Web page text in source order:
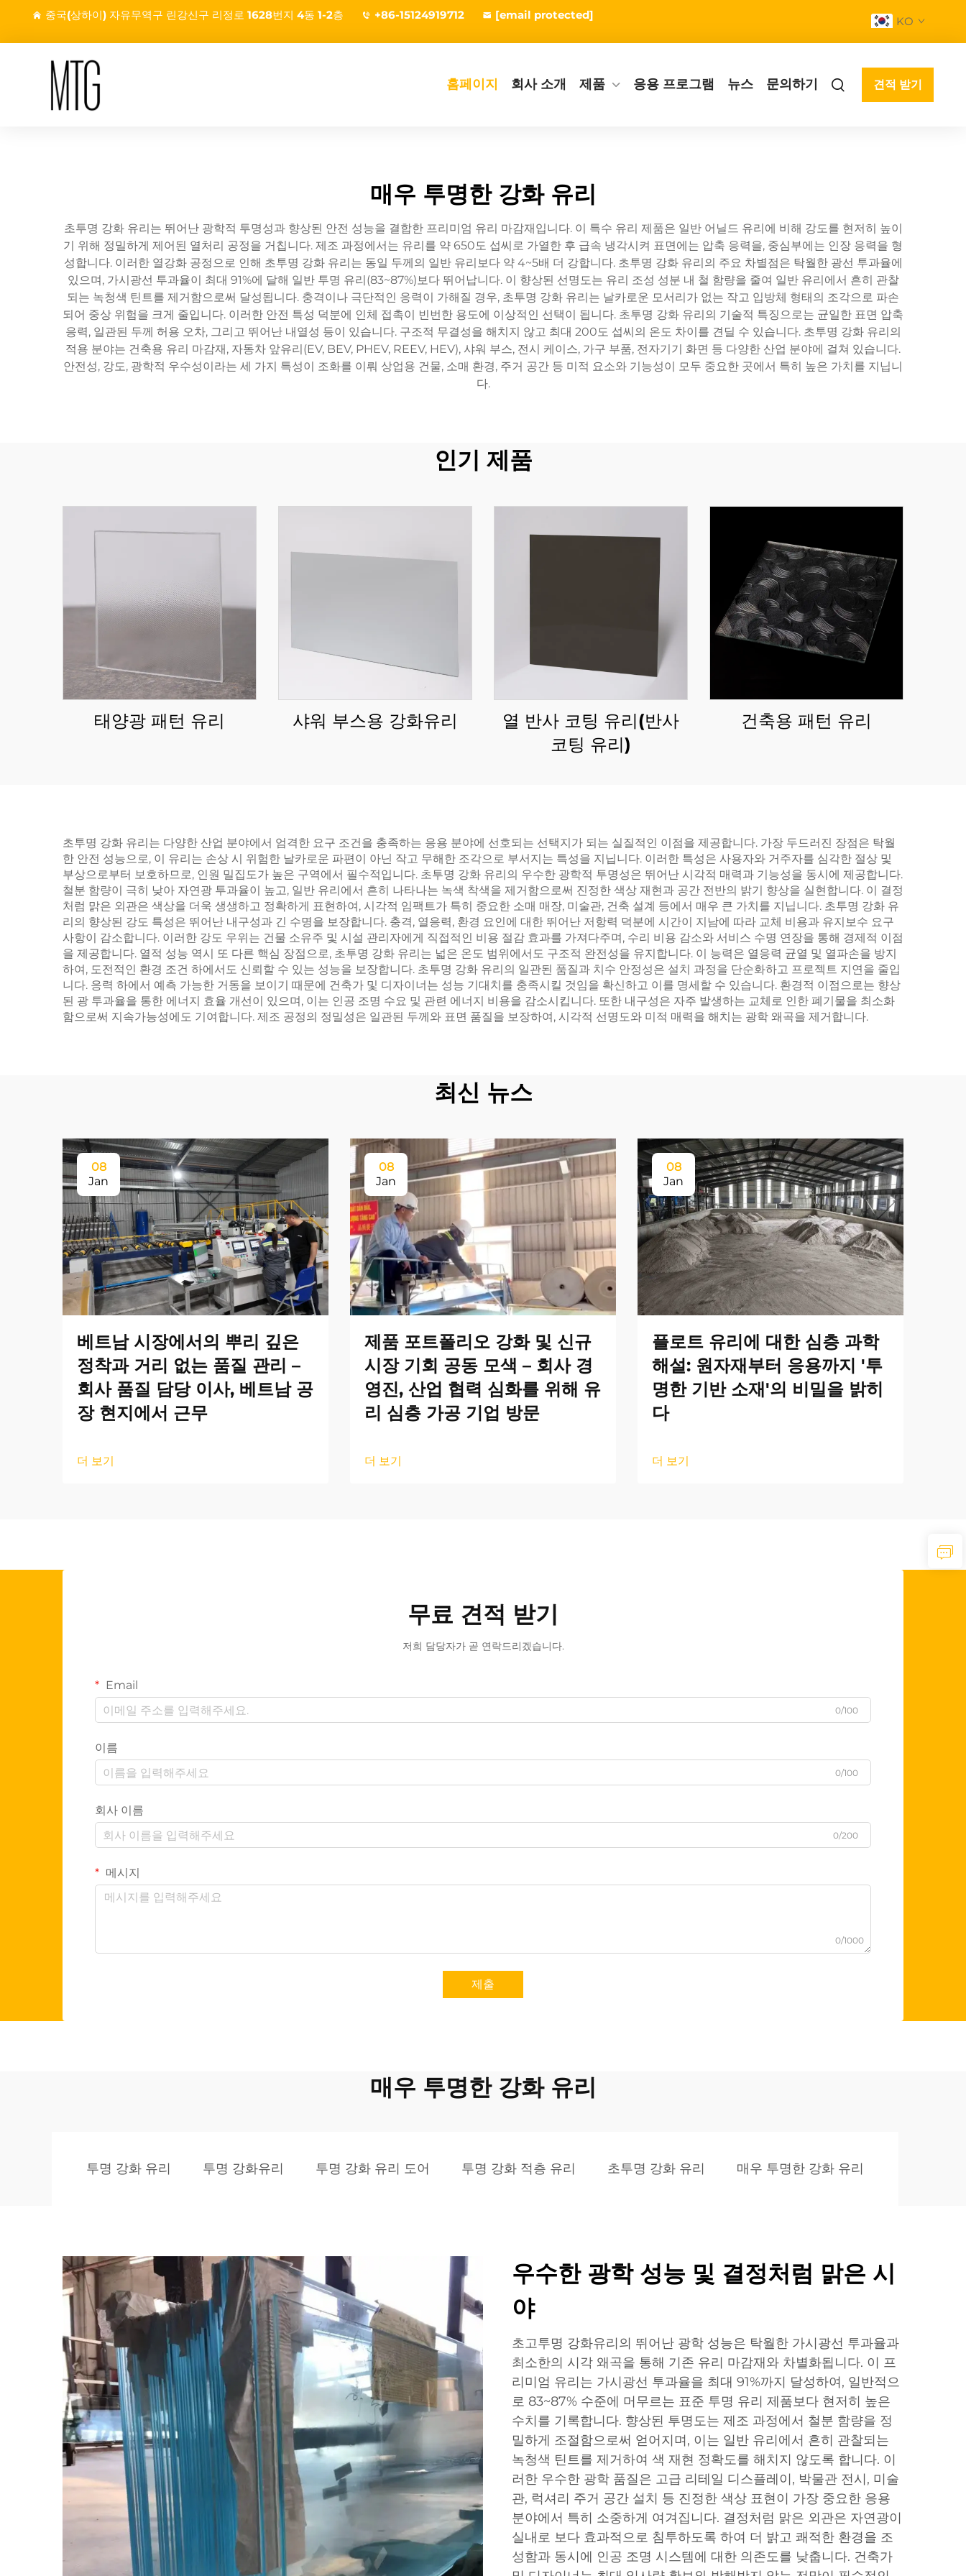
중국(상하이) 자유무역구 린강신구 리정로 1628번지 4동 1-2층 +86-15124919712 [email protected] KO
홈페이지 회사 소개 제품 응용 프로그램 뉴스 문의하기 견적 받기
매우 투명한 강화 유리
초투명 강화 유리는 뛰어난 광학적 투명성과 향상된 안전 성능을 결합한 프리미엄 유리 마감재입니다. 이 특수 유리 제품은 일반 어닐드 유리에 비해 강도를 현저히 높이
기 위해 정밀하게 제어된 열처리 공정을 거칩니다. 제조 과정에서는 유리를 약 650도 섭씨로 가열한 후 급속 냉각시켜 표면에는 압축 응력을, 중심부에는 인장 응력을 형
성합니다. 이러한 열강화 공정으로 인해 초투명 강화 유리는 동일 두께의 일반 유리보다 약 4~5배 더 강합니다. 초투명 강화 유리의 주요 차별점은 탁월한 광선 투과율에
있으며, 가시광선 투과율이 최대 91%에 달해 일반 투명 유리(83~87%)보다 뛰어납니다. 이 향상된 선명도는 유리 조성 성분 내 철 함량을 줄여 일반 유리에서 흔히 관찰
되는 녹청색 틴트를 제거함으로써 달성됩니다. 충격이나 극단적인 응력이 가해질 경우, 초투명 강화 유리는 날카로운 모서리가 없는 작고 입방체 형태의 조각으로 파손
되어 중상 위험을 크게 줄입니다. 이러한 안전 특성 덕분에 인체 접촉이 빈번한 용도에 이상적인 선택이 됩니다. 초투명 강화 유리의 기술적 특징으로는 균일한 표면 압축
응력, 일관된 두께 허용 오차, 그리고 뛰어난 내열성 등이 있습니다. 구조적 무결성을 해치지 않고 최대 200도 섭씨의 온도 차이를 견딜 수 있습니다. 초투명 강화 유리의
적용 분야는 건축용 유리 마감재, 자동차 앞유리(EV, BEV, PHEV, REEV, HEV), 샤워 부스, 전시 케이스, 가구 부품, 전자기기 화면 등 다양한 산업 분야에 걸쳐 있습니다.
안전성, 강도, 광학적 우수성이라는 세 가지 특성이 조화를 이뤄 상업용 건물, 소매 환경, 주거 공간 등 미적 요소와 기능성이 모두 중요한 곳에서 특히 높은 가치를 지닙니
다.
인기 제품
태양광 패턴 유리 샤워 부스용 강화유리
열 반사 코팅 유리(반사
코팅 유리)
건축용 패턴 유리
초투명 강화 유리는 다양한 산업 분야에서 엄격한 요구 조건을 충족하는 응용 분야에 선호되는 선택지가 되는 실질적인 이점을 제공합니다. 가장 두드러진 장점은 탁월
한 안전 성능으로, 이 유리는 손상 시 위험한 날카로운 파편이 아닌 작고 무해한 조각으로 부서지는 특성을 지닙니다. 이러한 특성은 사용자와 거주자를 심각한 절상 및
부상으로부터 보호하므로, 인원 밀집도가 높은 구역에서 필수적입니다. 초투명 강화 유리의 우수한 광학적 투명성은 뛰어난 시각적 매력과 기능성을 동시에 제공합니다.
철분 함량이 극히 낮아 자연광 투과율이 높고, 일반 유리에서 흔히 나타나는 녹색 착색을 제거함으로써 진정한 색상 재현과 공간 전반의 밝기 향상을 실현합니다. 이 결정
처럼 맑은 외관은 색상을 더욱 생생하고 정확하게 표현하여, 시각적 임팩트가 특히 중요한 소매 매장, 미술관, 건축 설계 등에서 매우 큰 가치를 지닙니다. 초투명 강화 유
리의 향상된 강도 특성은 뛰어난 내구성과 긴 수명을 보장합니다. 충격, 열응력, 환경 요인에 대한 뛰어난 저항력 덕분에 시간이 지남에 따라 교체 비용과 유지보수 요구
사항이 감소합니다. 이러한 강도 우위는 건물 소유주 및 시설 관리자에게 직접적인 비용 절감 효과를 가져다주며, 수리 비용 감소와 서비스 수명 연장을 통해 경제적 이점
을 제공합니다. 열적 성능 역시 또 다른 핵심 장점으로, 초투명 강화 유리는 넓은 온도 범위에서도 구조적 완전성을 유지합니다. 이 능력은 열응력 균열 및 열파손을 방지
하여, 도전적인 환경 조건 하에서도 신뢰할 수 있는 성능을 보장합니다. 초투명 강화 유리의 일관된 품질과 치수 안정성은 설치 과정을 단순화하고 프로젝트 지연을 줄입
니다. 응력 하에서 예측 가능한 거동을 보이기 때문에 건축가 및 디자이너는 성능 기대치를 충족시킬 것임을 확신하고 이를 명세할 수 있습니다. 환경적 이점으로는 향상
된 광 투과율을 통한 에너지 효율 개선이 있으며, 이는 인공 조명 수요 및 관련 에너지 비용을 감소시킵니다. 또한 내구성은 자주 발생하는 교체로 인한 폐기물을 최소화
함으로써 지속가능성에도 기여합니다. 제조 공정의 정밀성은 일관된 두께와 표면 품질을 보장하여, 시각적 선명도와 미적 매력을 해치는 광학 왜곡을 제거합니다.
최신 뉴스
08
Jan
베트남 시장에서의 뿌리 깊은
정착과 거리 없는 품질 관리 –
회사 품질 담당 이사, 베트남 공
장 현지에서 근무
더 보기
08
Jan
제품 포트폴리오 강화 및 신규
시장 기회 공동 모색 – 회사 경
영진, 산업 협력 심화를 위해 유
리 심층 가공 기업 방문
더 보기
08
Jan
플로트 유리에 대한 심층 과학
해설: 원자재부터 응용까지 '투
명한 기반 소재'의 비밀을 밝히
다
더 보기
무료 견적 받기
저희 담당자가 곧 연락드리겠습니다.
Email
0/100
이름
0/100
회사 이름
0/200
메시지
0/1000
제출
매우 투명한 강화 유리
투명 강화 유리 투명 강화유리 투명 강화 유리 도어 투명 강화 적층 유리 초투명 강화 유리 매우 투명한 강화 유리
우수한 광학 성능 및 결정처럼 맑은 시
야
초고투명 강화유리의 뛰어난 광학 성능은 탁월한 가시광선 투과율과
최소한의 시각 왜곡을 통해 기존 유리 마감재와 차별화됩니다. 이 프
리미엄 유리는 가시광선 투과율을 최대 91%까지 달성하여, 일반적으
로 83~87% 수준에 머무르는 표준 투명 유리 제품보다 현저히 높은
수치를 기록합니다. 향상된 투명도는 제조 과정에서 철분 함량을 정
밀하게 조절함으로써 얻어지며, 이는 일반 유리에서 흔히 관찰되는
녹청색 틴트를 제거하여 색 재현 정확도를 해치지 않도록 합니다. 이
러한 우수한 광학 품질은 고급 리테일 디스플레이, 박물관 전시, 미술
관, 럭셔리 주거 공간 설치 등 진정한 색상 표현이 가장 중요한 응용
분야에서 특히 소중하게 여겨집니다. 결정처럼 맑은 외관은 자연광이
실내로 보다 효과적으로 침투하도록 하여 더 밝고 쾌적한 환경을 조
성함과 동시에 인공 조명 시스템에 대한 의존도를 낮춥니다. 건축가